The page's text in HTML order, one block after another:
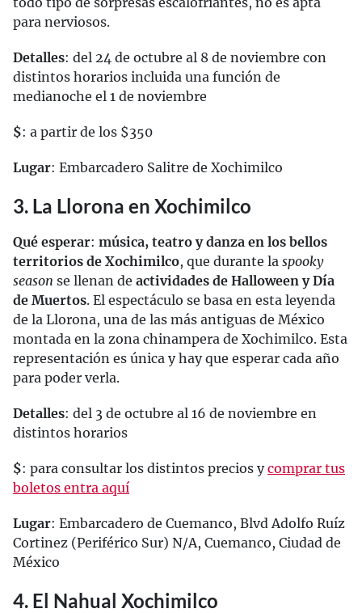
para nerviosos.
Detalles: del 24 de octubre al 8 de noviembre con
distintos horarios incluida una función de
medianoche el 1 de noviembre
$: a partir de los $350
Lugar: Embarcadero Salitre de Xochimilco
3. La Llorona en Xochimilco
Qué esperar: música, teatro y danza en los bellos
territorios de Xochimilco, que durante la spooky
season se llenan de actividades de Halloween y Día
de Muertos. El espectáculo se basa en esta leyenda
de la Llorona, una de las más antiguas de México
montada en la zona chinampera de Xochimilco. Esta
representación es única y hay que esperar cada año
para poder verla.
Detalles: del 3 de octubre al 16 de noviembre en
distintos horarios
$: para consultar los distintos precios ycomprar tus
boletos entra aquí
Lugar: Embarcadero de Cuemanco, Blvd Adolfo Ruíz
Cortinez (Periférico Sur) N/A, Cuemanco, Ciudad de
México
4. El Nahual Xochimilco